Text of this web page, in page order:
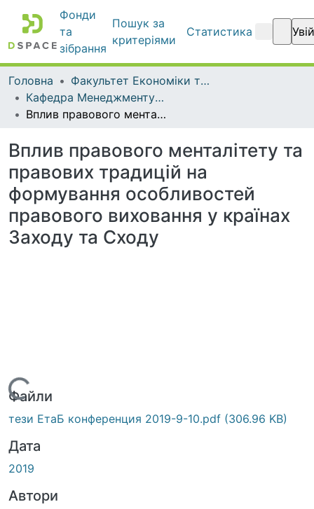
Фонди
та
зібрання
Пошук за
критеріями
Статистика
Головна
Факультет Економіки та бізнесу
Кафедра Менеджменту та публічного адміністрування
Вплив правового менталітету та правових традицій на формування особливостей правового виховання у країнах Заходу та Сходу
Вплив правового менталітету та
правових традицій на
формування особливостей
правового виховання у країнах
Заходу та Сходу
Файли
тези ЕтаБ конференция 2019-9-10.pdf (306.96 KB)
Дата
2019
Автори